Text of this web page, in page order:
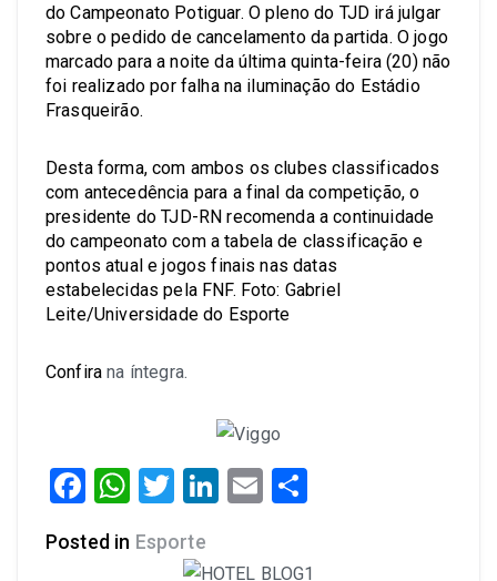
do Campeonato Potiguar. O pleno do TJD irá julgar
sobre o pedido de cancelamento da partida. O jogo
marcado para a noite da última quinta-feira (20) não
foi realizado por falha na iluminação do Estádio
Frasqueirão.
Desta forma, com ambos os clubes classificados
com antecedência para a final da competição, o
presidente do TJD-RN recomenda a continuidade
do campeonato com a tabela de classificação e
pontos atual e jogos finais nas datas
estabelecidas pela FNF. Foto: Gabriel
Leite/Universidade do Esporte
Confirana íntegra.
Facebook
WhatsApp
Twitter
LinkedIn
Email
Posted in Esporte